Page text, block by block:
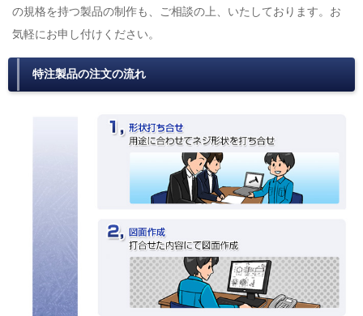
の規格を持つ製品の制作も、ご相談の上、いたしております。お
気軽にお申し付けください。
特注製品の注文の流れ